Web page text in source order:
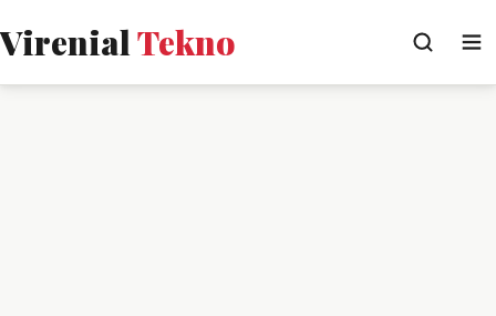
VirenialTekno